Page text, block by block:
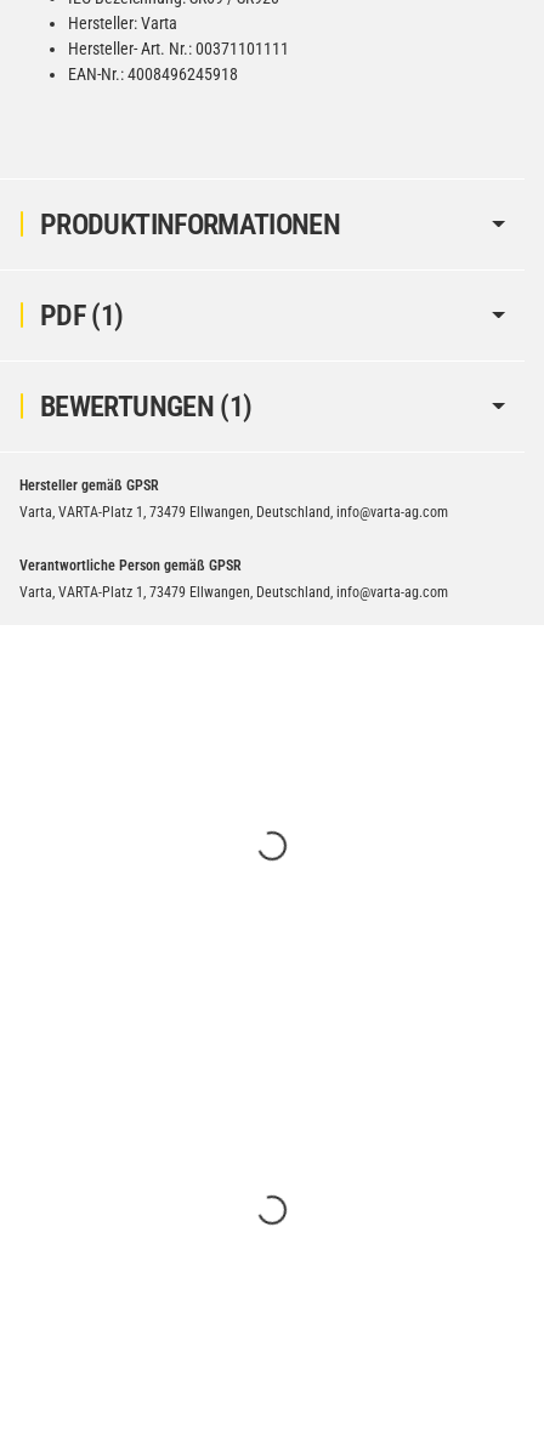
PRODUKTINFORMATIONEN
Hersteller: Varta
Hersteller- Art. Nr.: 00371101111
EAN-Nr.: 4008496245918
PDF (1)
BEWERTUNGEN (1)
Hersteller gemäß GPSR
Varta, VARTA-Platz 1, 73479 Ellwangen, Deutschland, info@varta-ag.com
Verantwortliche Person gemäß GPSR
Varta, VARTA-Platz 1, 73479 Ellwangen, Deutschland, info@varta-ag.com